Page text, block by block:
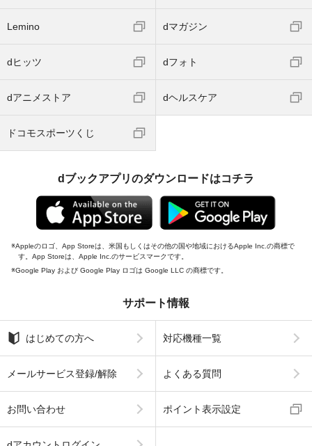
Lemino dマガジン
dヒッツ dフォト
dアニメストア dヘルスケア
ドコモスポーツくじ
dブックアプリのダウンロードはコチラ
Appleのロゴ、App Storeは、米国もしくはその他の国や地域におけるApple Inc.の商標で
す。App Storeは、Apple Inc.のサービスマークです。
Google Play および Google Play ロゴは Google LLC の商標です。
サポート情報
はじめての方へ 対応機種一覧
メールサービス登録/解除 よくある質問
お問い合わせ ポイント表示設定